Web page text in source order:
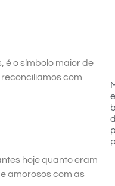
é o símbolo maior de
com
hoje quanto eram
amorosos com as